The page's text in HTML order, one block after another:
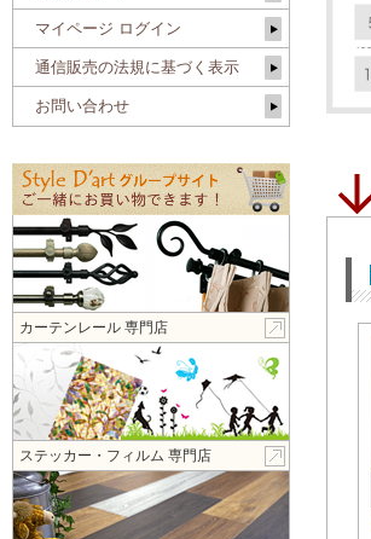
マイページ ログイン
通信販売の法規に基づく表示
お問い合わせ
カーテンレール 専門店
ステッカー・フィルム 専門店